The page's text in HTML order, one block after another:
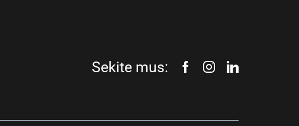
Sekite mus: